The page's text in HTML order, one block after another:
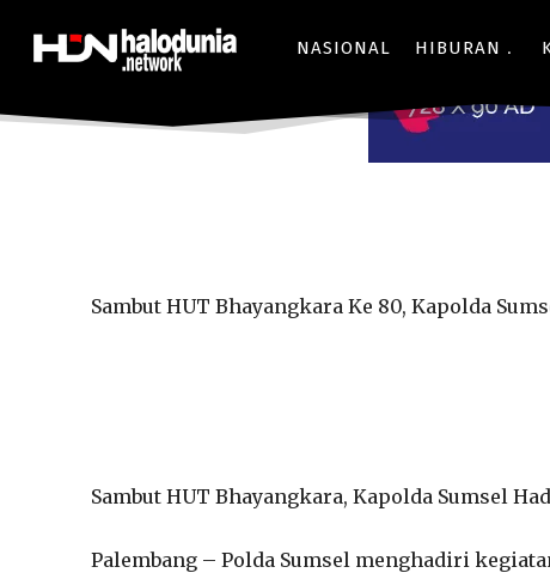
NASIONAL HIBURAN
Sambut HUT Bhayangkara Ke 80, Kapolda
Sambut HUT Bhayangkara, Kapolda Sumsel
Palembang – Polda Sumsel menghadiri